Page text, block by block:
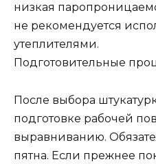
низкая
не рекомендуется
утеплителями.
Подготовительные
После выбора
подготовке рабочей
выравниванию.
пятна. Если прежнее